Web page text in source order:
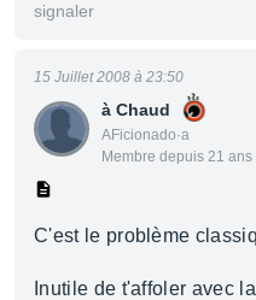
signaler
à Chaud
AFicionado·a
Membre depuis 21 ans
15 Juillet 2008 à 23:50
C'est le problème
Inutile de t'affoler avec